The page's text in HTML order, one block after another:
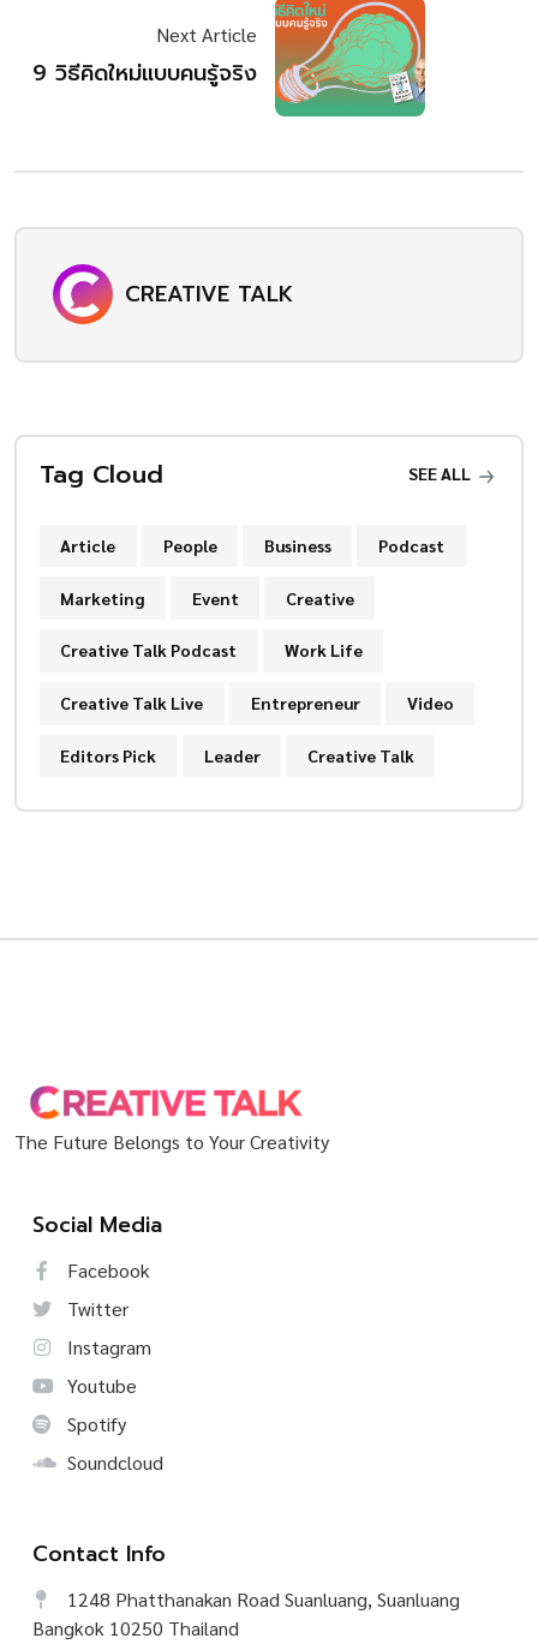
Next Article
9 วิธีคิดใหม่แบบคนรู้จริง
CREATIVE TALK
Tag Cloud SEE ALL
Article People Business Podcast
Marketing Event Creative
Creative Talk Podcast Work Life
Creative Talk Live Entrepreneur Video
Editors Pick Leader Creative Talk
The Future Belongs to Your Creativity
Social Media
Facebook
Twitter
Instagram
Youtube
Spotify
Soundcloud
Contact Info
1248 Phatthanakan Road Suanluang, Suanluang
Bangkok 10250 Thailand